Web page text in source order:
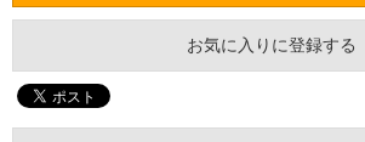
お気に入りに登録する